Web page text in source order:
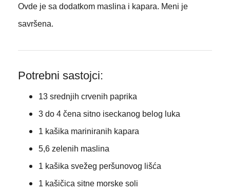
Ovde je sa dodatkom maslina i kapara. Meni je
savršena.
Potrebni sastojci:
13 srednjih crvenih paprika
3 do 4 čena sitno iseckanog belog luka
1 kašika mariniranih kapara
5,6 zelenih maslina
1 kašika svežeg peršunovog lišća
1 kašičica sitne morske soli